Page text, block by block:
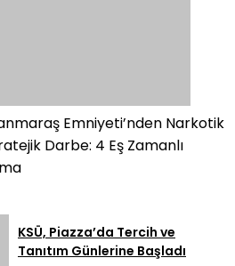
Emniyeti’nden Narkotik
Darbe: 4 Eş Zamanlı
KSÜ, Piazza’da Tercih ve
Tanıtım Günlerine Başladı